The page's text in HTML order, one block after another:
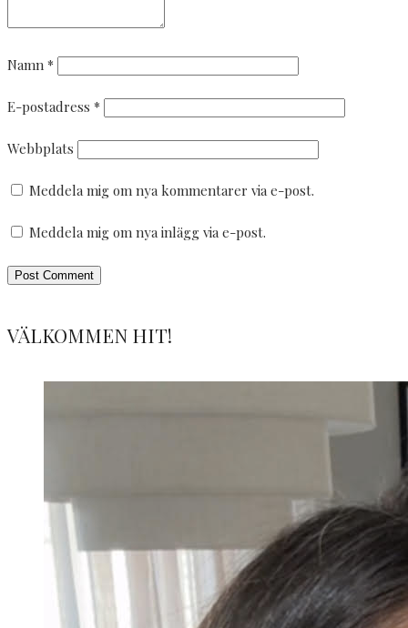
Namn *
E-postadress *
Webbplats
Meddela mig om nya kommentarer via e-post.
Meddela mig om nya inlägg via e-post.
VÄLKOMMEN HIT!